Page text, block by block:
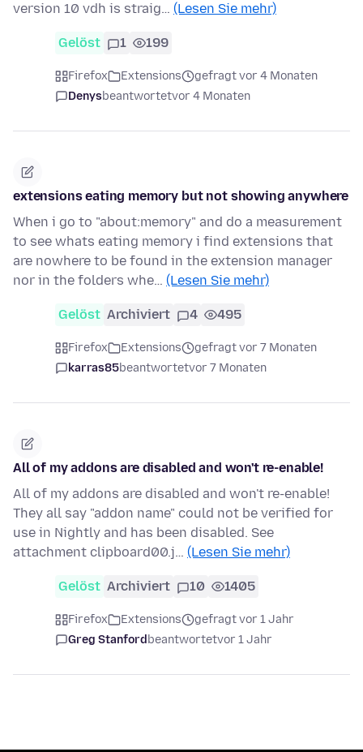
version 10 vdh is straig… (Lesen Sie mehr)
Gelöst 1 199
Firefox Extensions
gefragt vor 4 Monaten
Denysbeantwortetvor 4 Monaten
extensions eating memory but not showing anywhere
When i go to "about:memory" and do a measurement
to see whats eating memory i find extensions that
are nowhere to be found in the extension manager
nor in the folders whe… (Lesen Sie mehr)
Gelöst Archiviert 4 495
Firefox Extensions
gefragt vor 7 Monaten
karras85beantwortetvor 7 Monaten
All of my addons are disabled and won't re-enable!
All of my addons are disabled and won't re-enable!
They all say "addon name" could not be verified for
use in Nightly and has been disabled. See
attachment clipboard00.j… (Lesen Sie mehr)
Gelöst Archiviert 10 1405
Firefox Extensions
gefragt vor 1 Jahr
Greg Stanfordbeantwortetvor 1 Jahr